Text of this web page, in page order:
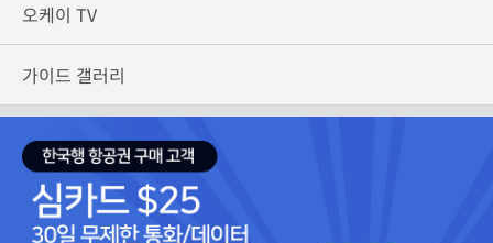
오케이 TV
가이드 갤러리